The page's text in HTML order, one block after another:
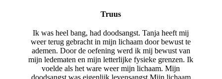
Truus
Ik was heel bang, had doodsangst. Tanja heeft mij
weer terug gebracht in mijn lichaam door bewust te
ademen. Door de oefening werd ik mij bewust van
mijn ledematen en mijn letterlijke fysieke grenzen. Ik
voelde als het ware weer mijn lichaam. Mijn
doodsangst was eigenlijk levensangst.Mijn lichaam